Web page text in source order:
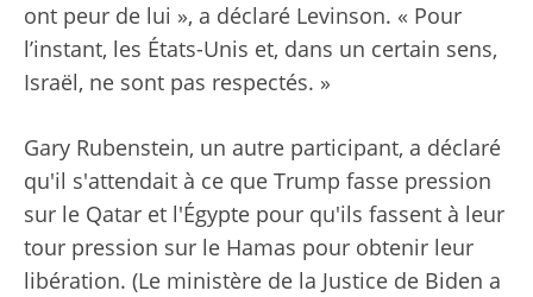
ont peur de lui », a déclaré Levinson. « Pour
l’instant, les États-Unis et, dans un certain sens,
Israël, ne sont pas respectés. »
Gary Rubenstein, un autre participant, a déclaré
qu'il s'attendait à ce que Trump fasse pression
sur le Qatar et l'Égypte pour qu'ils fassent à leur
tour pression sur le Hamas pour obtenir leur
libération. (Le ministère de la Justice de Biden a